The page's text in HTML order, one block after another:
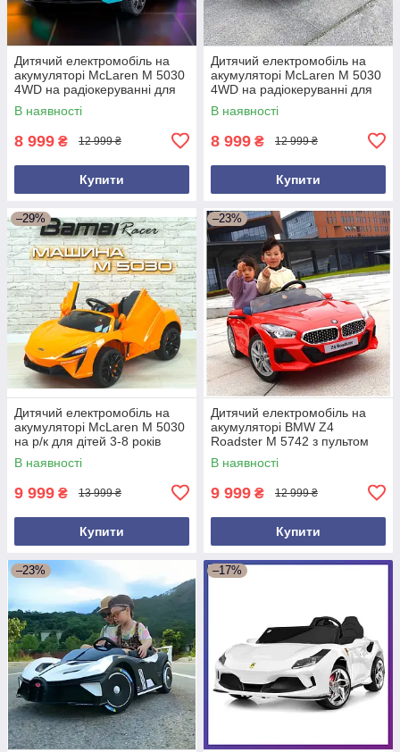
Дитячий електромобіль на
акумуляторі McLaren M 5030
4WD на радіокеруванні для
дітей 3-8 років блакитний
В наявності
8 999 ₴ 12 999 ₴
Купити
Дитячий електромобіль на
акумуляторі McLaren M 5030
4WD на радіокеруванні для
дітей 3-8 років червоний
В наявності
8 999 ₴ 12 999 ₴
Купити
–29%
Дитячий електромобіль на
акумуляторі McLaren M 5030
на р/к для дітей 3-8 років
автопофарбування
жовтогарячий
В наявності
9 999 ₴ 13 999 ₴
Купити
–23%
Дитячий електромобіль на
акумуляторі BMW Z4
Roadster M 5742 з пультом
для дітей 3-8 років Червоний
В наявності
9 999 ₴ 12 999 ₴
Купити
–23% –17%